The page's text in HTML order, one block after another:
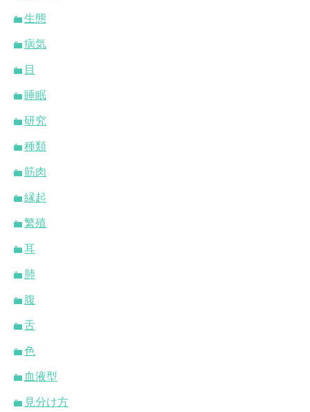
生態
病気
目
睡眠
研究
種類
筋肉
縁起
繁殖
耳
肺
腹
舌
色
血液型
見分け方